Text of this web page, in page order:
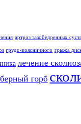
артроз тазобедренных
грудо-поясничного грыжа
лечение
горб